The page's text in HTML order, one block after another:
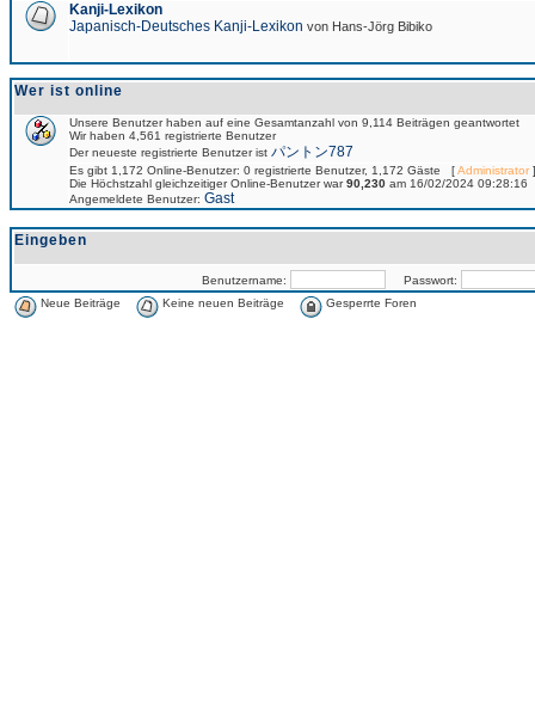
Kanji-Lexikon
Japanisch-Deutsches Kanji-Lexikon von Hans-Jörg Bibiko
Wer ist online
Unsere Benutzer haben auf eine Gesamtanzahl von 9,114 Beiträgen geantwortet
Wir haben 4,561 registrierte Benutzer
Der neueste registrierte Benutzer ist パントン787
Es gibt 1,172 Online-Benutzer: 0 registrierte Benutzer, 1,172 Gäste [Administrator
Die Höchstzahl gleichzeitiger Online-Benutzer war90,230 am 16/02/2024 09:28:16
Angemeldete Benutzer: Gast
Eingeben
Benutzername:
Passwort:
Neue Beiträge
Keine neuen Beiträge Gesperrte Foren